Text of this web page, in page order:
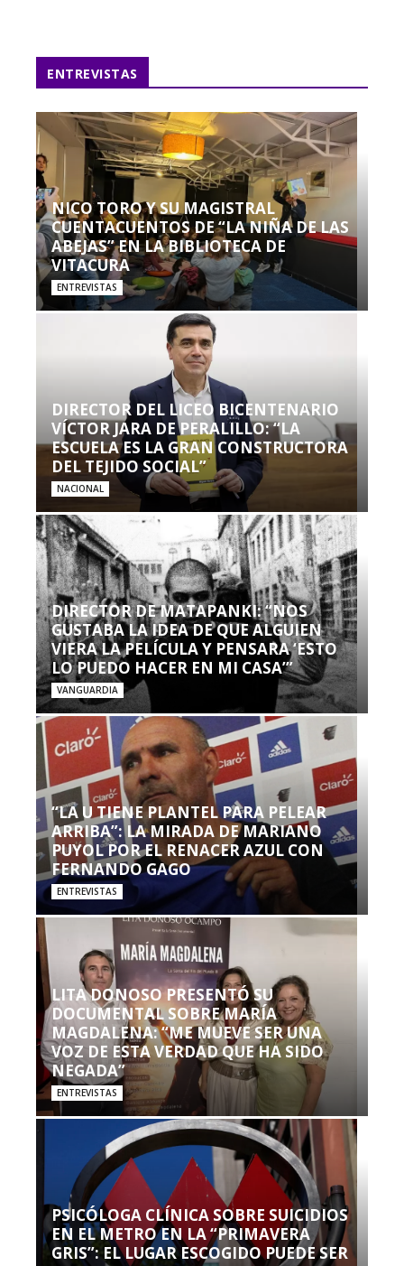
ENTREVISTAS
NICO TORO Y SU MAGISTRAL
CUENTACUENTOS DE “LA NIÑA DE LAS
ABEJAS” EN LA BIBLIOTECA DE
VITACURA
ENTREVISTAS
DIRECTOR DEL LICEO BICENTENARIO
VÍCTOR JARA DE PERALILLO: “LA
ESCUELA ES LA GRAN CONSTRUCTORA
DEL TEJIDO SOCIAL”
NACIONAL
DIRECTOR DE MATAPANKI: “NOS
GUSTABA LA IDEA DE QUE ALGUIEN
VIERA LA PELÍCULA Y PENSARA ‘ESTO
LO PUEDO HACER EN MI CASA’”
VANGUARDIA
“LA U TIENE PLANTEL PARA PELEAR
ARRIBA”: LA MIRADA DE MARIANO
PUYOL POR EL RENACER AZUL CON
FERNANDO GAGO
ENTREVISTAS
LITA DONOSO PRESENTÓ SU
DOCUMENTAL SOBRE MARÍA
MAGDALENA: “ME MUEVE SER UNA
VOZ DE ESTA VERDAD QUE HA SIDO
NEGADA”
ENTREVISTAS
PSICÓLOGA CLÍNICA SOBRE SUICIDIOS
EN EL METRO EN LA “PRIMAVERA
GRIS”: EL LUGAR ESCOGIDO PUEDE SER